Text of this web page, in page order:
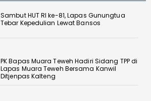
Sambut HUT RI ke-81, Lapas Gunungtua
Tebar Kepedulian Lewat Bansos
‎PK Bapas Muara Teweh Hadiri Sidang TPP di
Lapas Muara Teweh Bersama Kanwil
Ditjenpas Kalteng